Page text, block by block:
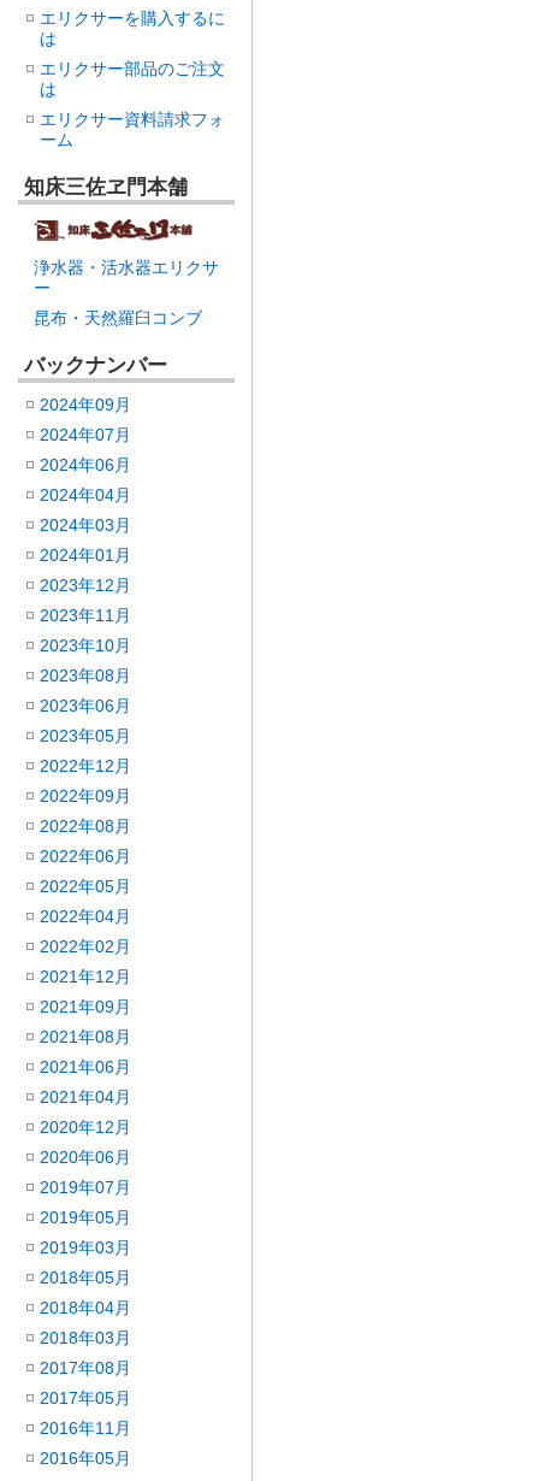
エリクサーを購入するに
は
エリクサー部品のご注文
は
エリクサー資料請求フォ
ーム
知床三佐ヱ門本舗
浄水器・活水器エリクサ
ー
昆布・天然羅臼コンブ
バックナンバー
2024年09月
2024年07月
2024年06月
2024年04月
2024年03月
2024年01月
2023年12月
2023年11月
2023年10月
2023年08月
2023年06月
2023年05月
2022年12月
2022年09月
2022年08月
2022年06月
2022年05月
2022年04月
2022年02月
2021年12月
2021年09月
2021年08月
2021年06月
2021年04月
2020年12月
2020年06月
2019年07月
2019年05月
2019年03月
2018年05月
2018年04月
2018年03月
2017年08月
2017年05月
2016年11月
2016年05月